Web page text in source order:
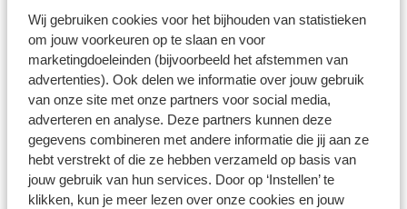
Wij gebruiken cookies voor het bijhouden van statistieken
om jouw voorkeuren op te slaan en voor
marketingdoeleinden (bijvoorbeeld het afstemmen van
advertenties). Ook delen we informatie over jouw gebruik
van onze site met onze partners voor social media,
adverteren en analyse. Deze partners kunnen deze
gegevens combineren met andere informatie die jij aan ze
hebt verstrekt of die ze hebben verzameld op basis van
jouw gebruik van hun services. Door op ‘Instellen’ te
klikken, kun je meer lezen over onze cookies en jouw
Bij Broekhuis tonen we een uitgebreid
assortiment gebruikte SEAT Tarraco-
modellen. Elk voertuig is zorgvuldig
geïnspecteerd en onderhouden, wat u
verzekert van de kwaliteit en Spaanse flair
waarSEATbekend om staat. Met diverse
kleuren, specificaties, uitrustingsniveaus en
bouwjaren biedt ons aanbod aan SEAT
Tarraco-occasions u de vrijheid om een auto